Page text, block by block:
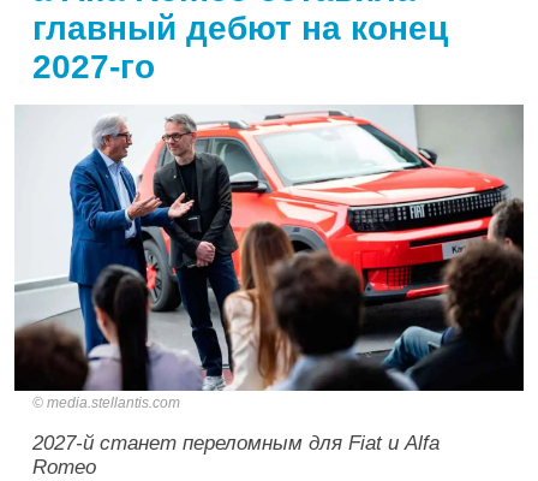
главный дебют на конец
2027-го
media.stellantis.com
2027-й станет переломным для Fiat и Alfa
Romeo